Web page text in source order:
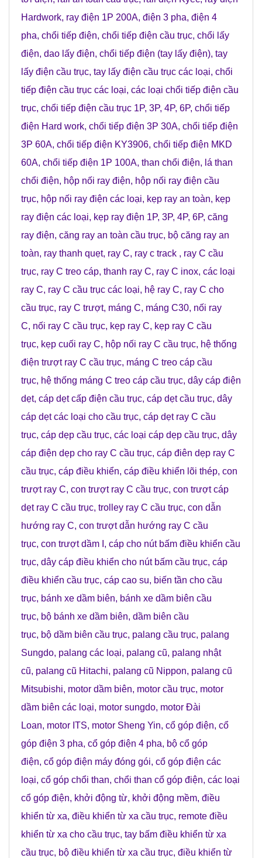
Hardwork, ray điện 1P 200A, điện 3 pha, điện 4
pha, chổi tiếp điện, chổi tiếp điện cầu trục, chổi lấy
điện, dao lấy điện, chổi tiếp điện (tay lấy điện), tay
lấy điện cầu trục, tay lấy điện cầu trục các loại, chổi
tiếp điện cầu trục các loại, các loại chổi tiếp điện cầu
trục, chổi tiếp điện cầu trục 1P, 3P, 4P, 6P, chổi tiếp
điện Hard work, chổi tiếp điện 3P 30A, chổi tiếp điện
3P 60A, chổi tiếp điện KY3906, chổi tiếp điện MKD
60A, chổi tiếp điện 1P 100A, than chổi điện, lá than
chổi điện, hộp nối ray điện, hộp nối ray điện cầu
trục, hộp nối ray điện các loại, kẹp ray an toàn, kẹp
ray điện các loại, kẹp ray điện 1P, 3P, 4P, 6P, căng
ray điện, căng ray an toàn cầu trục, bộ căng ray an
toàn, ray thanh quẹt, ray C, ray c track , ray C cầu
trục, ray C treo cáp, thanh ray C, ray C inox, các loại
ray C, ray C cầu trục các loại, hệ ray C, ray C cho
cầu trục, ray C trượt, máng C, máng C30, nối ray
C, nối ray C cầu trục, kẹp ray C, kẹp ray C cầu
trục, kẹp cuối ray C, hộp nối ray C cầu trục, hệ thống
điện trượt ray C cầu trục, máng C treo cáp cầu
trục, hệ thống máng C treo cáp cầu trục, dây cáp điện
dẹt, cáp dẹt cấp điện cầu trục, cáp dẹt cầu trục, dây
cáp dẹt các loại cho cầu trục, cáp dẹt ray C cầu
trục, cáp dẹp cầu trục, các loại cáp dẹp cầu trục, dây
cáp điện dẹp cho ray C cầu trục, cáp điên dẹp ray C
cầu trục, cáp điều khiển, cáp điều khiển lõi thép, con
trượt ray C, con trượt ray C cầu trục, con trượt cáp
dẹt ray C cầu trục, trolley ray C cầu trục, con dẫn
hướng ray C, con trượt dẫn hướng ray C cầu
trục, con trượt dầm I , cáp cho nút bấm điều khiển cầu
trục, dây cáp điều khiển cho nút bấm cầu trục, cáp
điều khiển cầu trục, cáp cao su, biến tần cho cầu
trục, bánh xe dầm biên, bánh xe dầm biên cầu
trục, bộ bánh xe dầm biên, dầm biên cầu
trục, bộ dầm biên cầu trục, palang cầu trục, palang
Sungdo, palang các loại, palang cũ, palang nhật
cũ, palang cũ Hitachi, palang cũ Nippon, palang cũ
Mitsubishi, motor dầm biên, motor cầu trục, motor
dầm biên các loại, motor sungdo, motor Đài
Loan, motor ITS, motor Sheng Yin, cổ góp điện, cổ
góp điện 3 pha, cổ góp điện 4 pha, bộ cổ góp
điện, cổ góp điện máy đóng gói, cổ góp điện các
loại, cổ góp chổi than, chổi than cổ góp điện, các loại
cổ góp điện, khởi động từ, khởi động mềm, điều
khiển từ xa, điều khiển từ xa cầu trục, remote điều
khiển từ xa cho cầu trục, tay bấm điều khiển từ xa
cầu trục, bộ điều khiển từ xa cầu trục, điều khiển từ